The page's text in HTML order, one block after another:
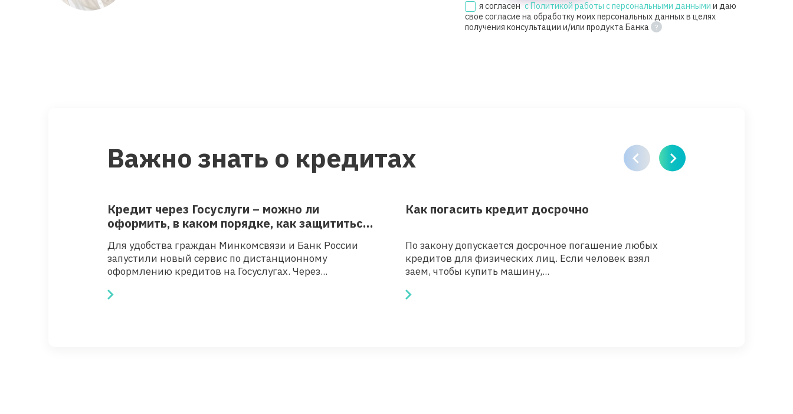
я согласен с Политикой работы с персональными данными и даю
свое согласие на обработку моих персональных данных в целях
получения консультации и/или продукта Банка
Важно знать о кредитах
Кредит через Госуслуги – можно ли
оформить, в каком порядке, как защититься
от мошенников
Для удобства граждан Минкомсвязи и Банк России
запустили новый сервис по дистанционному
оформлению кредитов на Госуслугах. Через...
Как погасить кредит досрочно
По закону допускается досрочное погашение любых
кредитов для физических лиц. Если человек взял
заем, чтобы купить машину,...